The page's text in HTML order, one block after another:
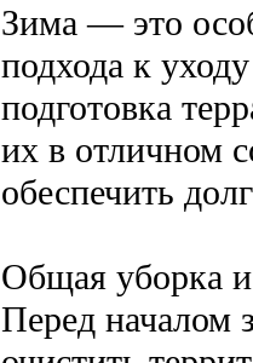
Зима — это
подхода к
подготовка
их в отличном
обеспечить
Общая уборка и
Перед началом